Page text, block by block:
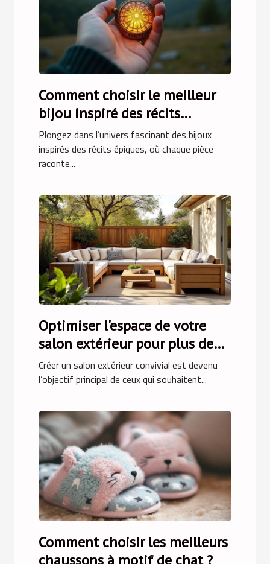
Comment choisir le meilleur
bijou inspiré des récits
épiques ?
Plongez dans l’univers fascinant des bijoux
inspirés des récits épiques, où chaque pièce
raconte...
Optimiser l'espace de votre
salon extérieur pour plus de
convivialité
Créer un salon extérieur convivial est devenu
l’objectif principal de ceux qui souhaitent...
Comment choisir les meilleurs
chaussons à motif de chat ?